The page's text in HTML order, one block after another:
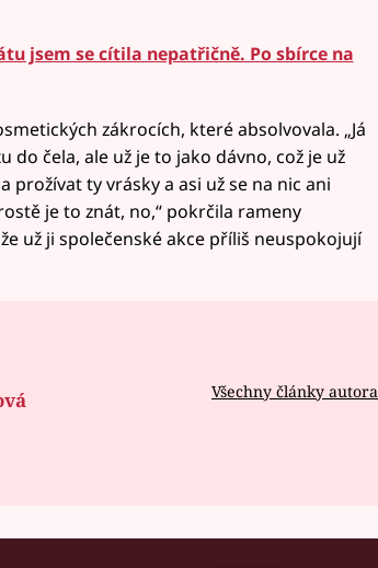
jsem se cítila nepatřičně. Po sbírce na
zákrocích, které absolvovala. „Já
do čela, ale už je to jako dávno, což je už
prožívat ty vrásky a asi už se na nic ani
je to znát, no,“ pokrčila rameny
už ji společenské akce příliš neuspokojují
Všechny články autora